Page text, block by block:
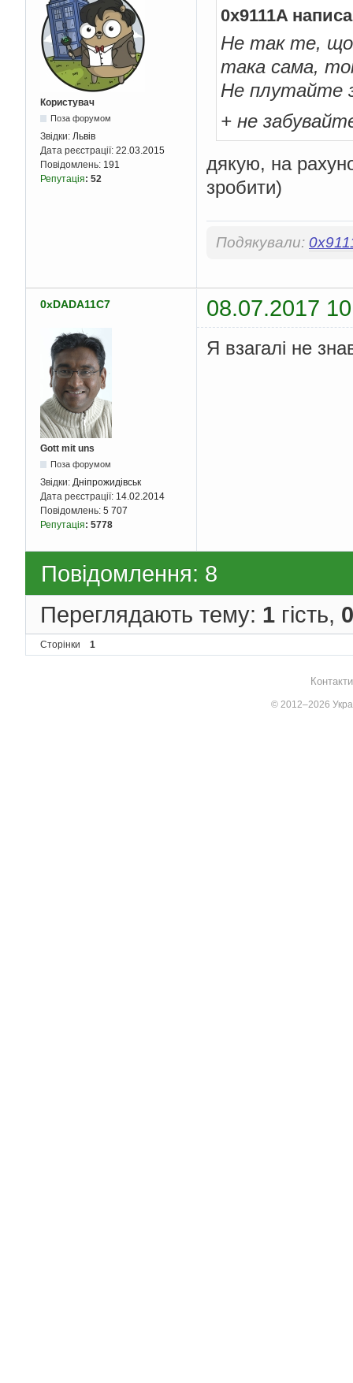
Користувач
Поза форумом
Звідки: Львів
Дата реєстрації: 22.03.2015
Повідомлень: 191
Репутація: 52
0x9111A
Не так те, що
така сама,
Не плутайте
+ не
дякую, на
зробити)
Подякували:
0xDADA11C7 08.07.2017
Gott mit uns
Поза форумом
Звідки: Дніпрожидівськ
Дата реєстрації: 14.02.2014
Повідомлень: 5 707
Репутація: 5778
Я взагалі не
Повідомлення: 8
Переглядають тему: 1 гість, 0
Сторінки 1
© 2012–2026